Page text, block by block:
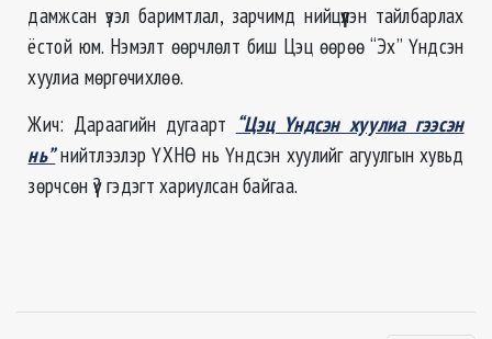
дамжсан үзэл баримтлал, зарчимд нийцүүлэн тайлбарлах
ёстой юм. Нэмэлт өөрчлөлт биш Цэц өөрөө “Эх” Үндсэн
хуулиа мөргөчихлөө.
Жич: Дараагийн дугаарт “Цэц Үндсэн хуулиа гээсэн
нь”нийтлээлэр ҮХНӨ нь Үндсэн хуулийг агуулгын хувьд
зөрчсөн үү? гэдэгт хариулсан байгаа.